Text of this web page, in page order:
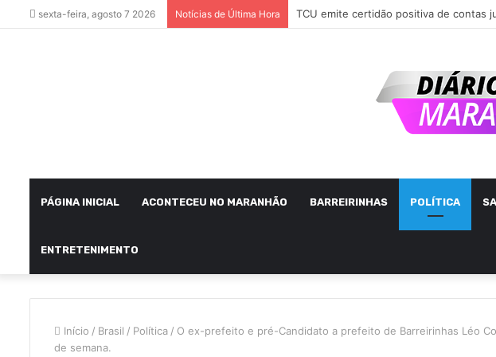
sexta-feira, agosto 7 2026 Notícias de Última Hora
PÁGINA INICIAL ACONTECEU NO MARANHÃO BARREIRINHAS POLÍTICA
ENTRETENIMENTO
Início / Brasil / Política / O ex-prefeito e pré-Candidato a prefeito de Barreirinhas Léo
de semana.